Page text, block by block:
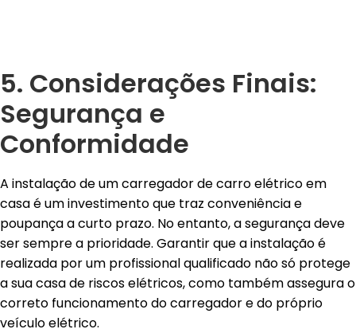
5. Considerações Finais:
Segurança e
Conformidade
A instalação de um carregador de carro elétrico em
casa é um investimento que traz conveniência e
poupança a curto prazo. No entanto, a segurança deve
ser sempre a prioridade. Garantir que a instalação é
realizada por um profissional qualificado não só protege
a sua casa de riscos elétricos, como também assegura o
correto funcionamento do carregador e do próprio
veículo elétrico.